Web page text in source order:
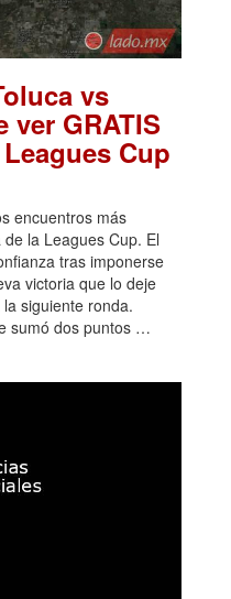
vs
ver GRATIS
Cup
encuentros más
la Leagues Cup. El
tras imponerse
victoria que lo deje
siguiente ronda.
sumó dos puntos …